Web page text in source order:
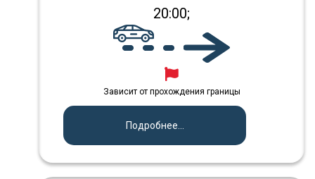
20:00;
Зависит от прохождения границы
Подробнее...